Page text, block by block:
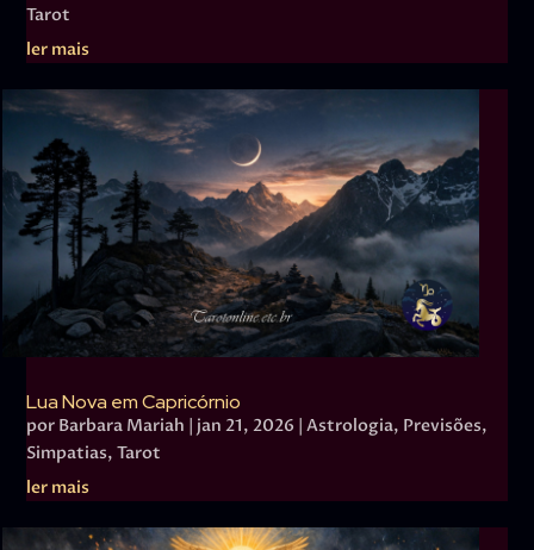
Tarot
ler mais
Lua Nova em Capricórnio
por Barbara Mariah | jan 21, 2026 |Astrologia, Previsões,
Simpatias,Tarot
ler mais